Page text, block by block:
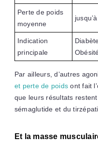
Perte de poids
moyenne
Indication
principale
Par ailleurs, d’autres
et perte de poids ont fait
que leurs résultats
sémaglutide et du
Et la masse